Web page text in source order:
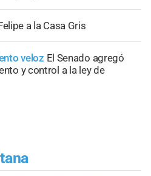
a la Casa Gris
veloz El Senado agregó
y control a la ley de